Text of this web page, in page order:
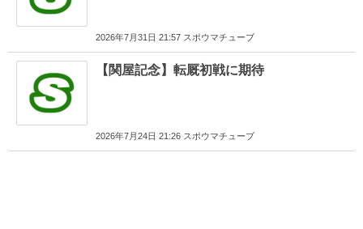
2026年7月31日 21:57 スポウマチューブ
【関屋記念】転厩初戦に期待
2026年7月24日 21:26 スポウマチューブ